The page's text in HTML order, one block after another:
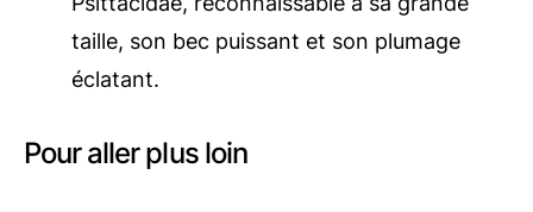
taille, son bec puissant et son plumage
éclatant.
Pour aller plus loin